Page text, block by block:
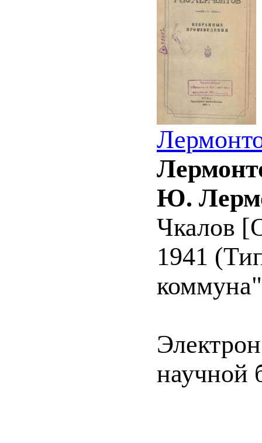
Ю.
Чкалов
1941
научной